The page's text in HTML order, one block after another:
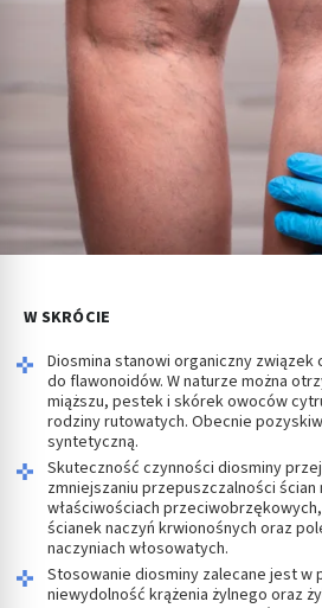
W SKRÓCIE
Diosmina stanowi organiczny związek
do flawonoidów. W naturze można
miąższu, pestek i skórek owoców
rodziny rutowatych. Obecnie
syntetyczną.
Skuteczność czynności diosminy
zmniejszaniu przepuszczalności
właściwościach
ścianek naczyń krwionośnych oraz
naczyniach włosowatych.
Stosowanie diosminy zalecane jest w
niewydolność krążenia żylnego oraz